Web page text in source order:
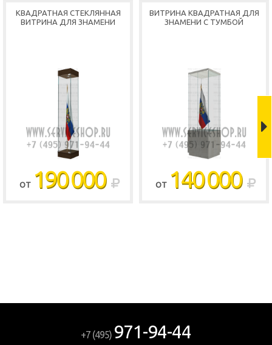
КВАДРАТНАЯ СТЕКЛЯННАЯ
ВИТРИНА ДЛЯ ЗНАМЕНИ
ОТ 190 000
ВИТРИНА КВАДРАТНАЯ ДЛЯ
ЗНАМЕНИ С ТУМБОЙ
ОТ 140 000
+7 (495) 971-94-44